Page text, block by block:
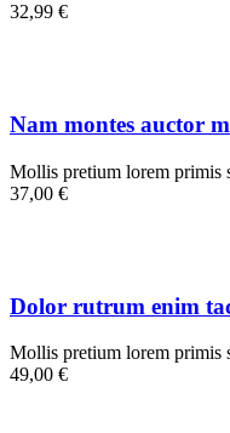
32,99 €
Nam montes auctor
Mollis pretium lorem primis
37,00 €
Dolor rutrum enim
Mollis pretium lorem primis
49,00 €